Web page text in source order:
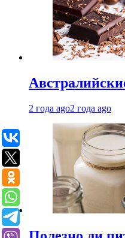
2 года ago2 года ago